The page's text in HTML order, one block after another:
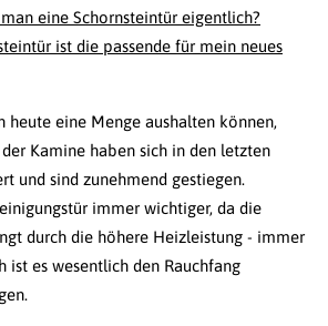
eine Schornsteintür eigentlich?
ist die passende für mein neues
heute eine Menge aushalten können,
Kamine haben sich in den letzten
und sind zunehmend gestiegen.
immer wichtiger, da die
durch die höhere Heizleistung - immer
ist es wesentlich den Rauchfang